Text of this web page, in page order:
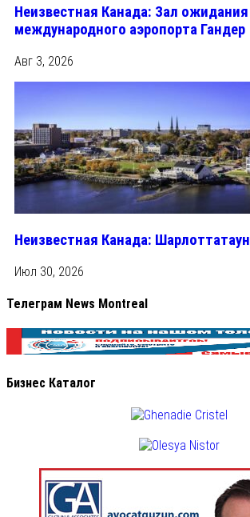
Неизвестная Канада: Зал ожидания
международного аэропорта Гандер
Авг 3, 2026
Неизвестная Канада: Шарлоттатаун
Июл 30, 2026
Телеграм News Montreal
Бизнес Каталог